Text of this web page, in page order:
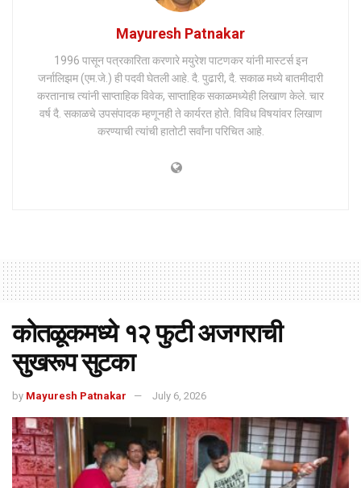
Mayuresh Patnakar
1996 पासून पत्रकारिता करणारे मयुरेश पाटणकर यांनी मास्टर्स इन
जर्नालिझम (एम.जे.) ही पदवी घेतली आहे. दै. पुढारी, दै. सकाळ मध्ये बातमीदारी
करतानाच त्यांनी साप्ताहिक विवेक, साप्ताहिक सकाळमध्येही लिखाण केले. चार
वर्ष दै. सकाळचे उपसंपादक म्हणूनही ते कार्यरत होते. विविध विषयांवर लिखाण
करण्याची त्यांची हातोटी सर्वांना परिचित आहे.
कोतळूकमध्ये १२ फुटी अजगराची
सुखरूप सुटका
by Mayuresh Patnakar July 6, 2026